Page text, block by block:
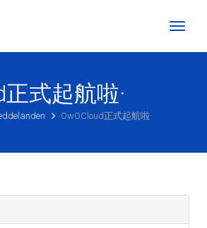
Toggle
式起航啦·
OwOCloud正式起航啦·